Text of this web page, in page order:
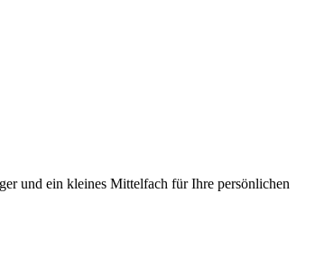
und ein kleines Mittelfach für Ihre persönlichen